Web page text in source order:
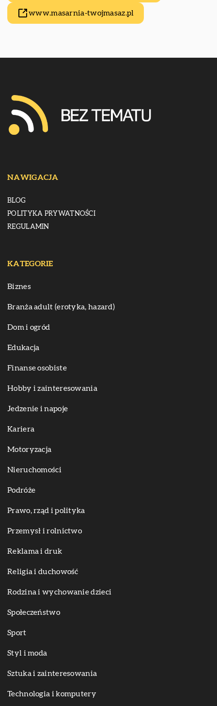
www.masarnia-twojmasaz.pl
NAWIGACJA
BLOG
POLITYKA PRYWATNOŚCI
REGULAMIN
KATEGORIE
Biznes
Branża adult (erotyka, hazard)
Dom i ogród
Edukacja
Finanse osobiste
Hobby i zainteresowania
Jedzenie i napoje
Kariera
Motoryzacja
Nieruchomości
Podróże
Prawo, rząd i polityka
Przemysł i rolnictwo
Reklama i druk
Religia i duchowość
Rodzina i wychowanie dzieci
Społeczeństwo
Sport
Styl i moda
Sztuka i zainteresowania
Technologia i komputery